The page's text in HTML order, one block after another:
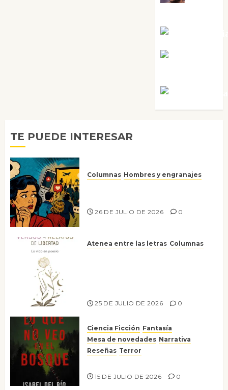
TE PUEDE INTERESAR
Columnas Hombres y engranajes
26 DE JULIO DE 2026 0
Atenea entre las letras Columnas
25 DE JULIO DE 2026 0
Ciencia Ficción Fantasía
Mesa de novedades Narrativa
Reseñas Terror
15 DE JULIO DE 2026 0